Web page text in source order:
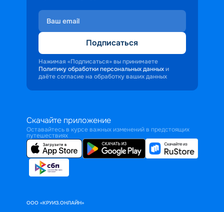
Подписаться
Нажимая «Подписаться» вы принимаете
Политику обработки персональных данных и
даёте согласие на обработку ваших данных
Скачайте приложение
Оставайтесь в курсе важных изменений в предстоящих
путешествиях
ООО «КРУИЗ.ОНЛАЙН»